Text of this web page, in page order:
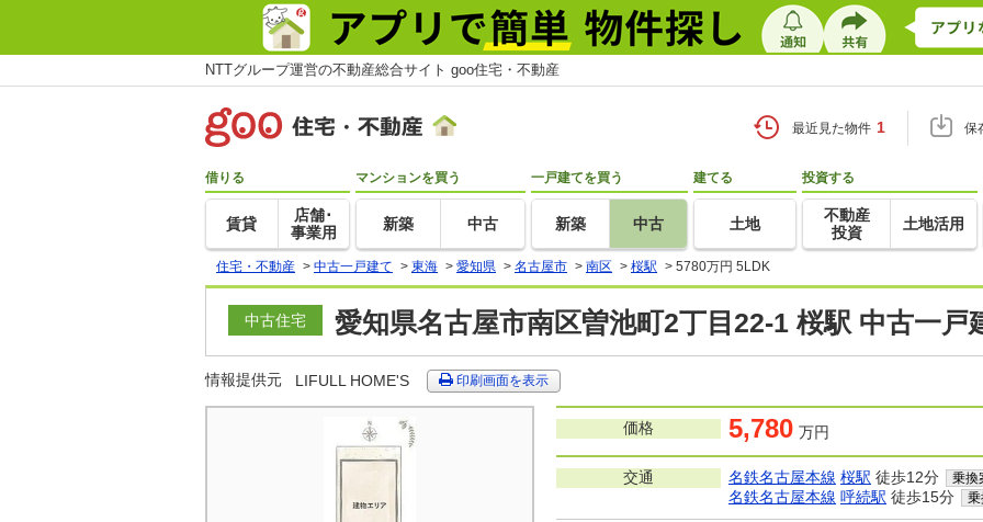
NTTグループ運営の不動産総合サイト goo住宅・不動産
最近見た物件 1 保
借りる
賃貸
店舗･
事業用
マンションを買う
新築 中古
一戸建てを買う
新築 中古
建てる
土地
投資する
不動産
投資
土地活用
住宅・不動産 > 中古一戸建て > 東海 > 愛知県 > 名古屋市 > 南区 > 桜駅 > 5780万円 5LDK
中古住宅 愛知県名古屋市南区曽池町2丁目22-1 桜駅 中古一戸
情報提供元 LIFULL HOME'S 印刷画面を表示
価格 5,780 万円
交通 名鉄名古屋本線 桜駅 徒歩12分 乗換
名鉄名古屋本線 呼続駅 徒歩15分 乗